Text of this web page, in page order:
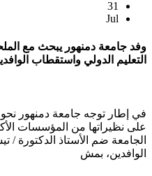
31
Jul
وفد جامعة دمنهور يبحث مع
التعليم الدولي واستقطاب
في إطار توجه جامعة دمنهور نحو
على نظيراتها من المؤسسات
الجامعة ضم الأستاذ الدكتورة /
الوافدين، بمش